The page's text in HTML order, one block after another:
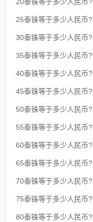
20泰铢等于多少人民币?
25泰铢等于多少人民币?
30泰铢等于多少人民币?
35泰铢等于多少人民币?
40泰铢等于多少人民币?
45泰铢等于多少人民币?
50泰铢等于多少人民币?
55泰铢等于多少人民币?
60泰铢等于多少人民币?
65泰铢等于多少人民币?
70泰铢等于多少人民币?
75泰铢等于多少人民币?
80泰铢等于多少人民币?